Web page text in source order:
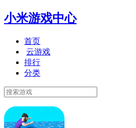
小米游戏中心
首页
云游戏
排行
分类